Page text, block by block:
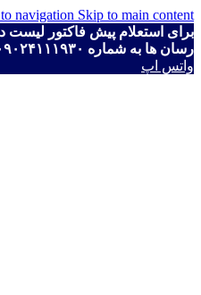
navigation Skip to main content
برای استعلام پیش فاکتور لیست
رسان ها به شماره ۰۹۰۲۴۱۱۱۹۳۰ ارسال نمایید.
واتس اپ